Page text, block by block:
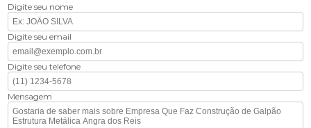
Digite seu nome
Digite seu email
Digite seu telefone
Mensagem